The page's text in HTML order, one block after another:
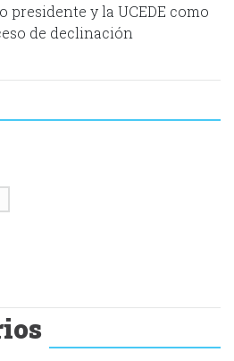
y la UCEDE como
de declinación